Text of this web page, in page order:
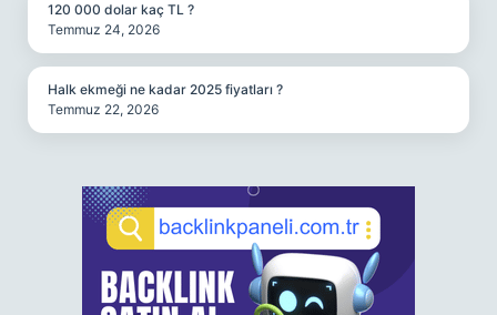
120 000 dolar kaç TL ?
Temmuz 24, 2026
Halk ekmeği ne kadar 2025 fiyatları ?
Temmuz 22, 2026